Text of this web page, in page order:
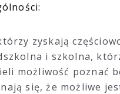
zyskają
i szkolna,
możliwość poznać
się, że możliwe